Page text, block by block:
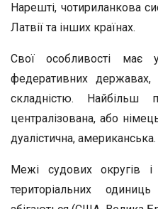
Нарешті, чотириланкова
Латвії та інших країнах.
Свої особливості має
федеративних державах,
складністю.
централізована, або
дуалістична, американська.
Межі судових округів і
територіальних